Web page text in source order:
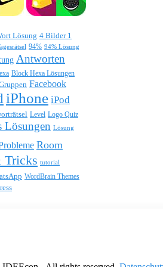
Lösung 4 Bilder 1
94% 94% Lösung
Antworten
Block Hexa Lösungen
Facebook
iPhone iPod
Level Logo Quiz
Lösungen Lösung
Room
Tricks tutorial
WordBrain Themes